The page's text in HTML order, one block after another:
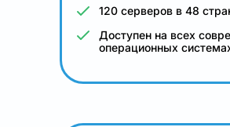
120 серверов в 48
Доступен на всех
операционных